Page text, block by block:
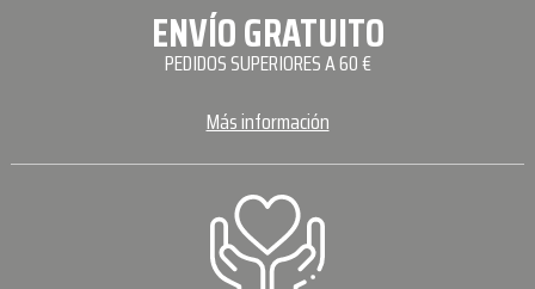
ENVÍO GRATUITO
PEDIDOS SUPERIORES A 60 €
Más información